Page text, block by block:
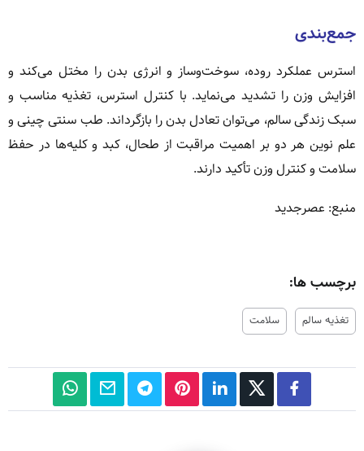
جمع‌بندی
استرس عملکرد روده، سوخت‌وساز و انرژی بدن را مختل می‌کند و
افزایش وزن را تشدید می‌نماید. با کنترل استرس، تغذیه مناسب و
سبک زندگی سالم، می‌توان تعادل بدن را بازگرداند. طب سنتی چینی و
علم نوین هر دو بر اهمیت مراقبت از طحال، کبد و کلیه‌ها در حفظ
سلامت و کنترل وزن تأکید دارند.
منبع: عصرجدید
برچسب ها:
تغذیه سالم سلامت